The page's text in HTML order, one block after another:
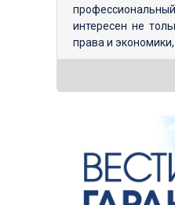
интересен не
права и экономики,